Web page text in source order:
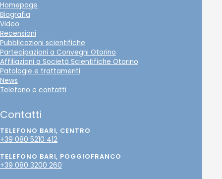
Homepage
Biografia
Video
Recensioni
Pubblicazioni scientifiche
Partecipazioni a Convegni Otorino
Affiliazioni a Società Scientifiche Otorino
Patologie e trattamenti
News
Telefono e contatti
Contatti
TELEFONO BARI, CENTRO
+39 080 5210 412
TELEFONO BARI, POGGIOFRANCO
+39 080 3200 260